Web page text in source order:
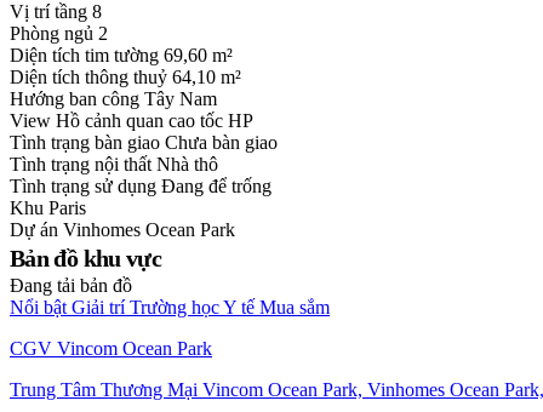
Vị trí tầng 8
Phòng ngủ 2
Diện tích tim tường 69,60 m²
Diện tích thông thuỷ 64,10 m²
Hướng ban công Tây Nam
View Hồ cảnh quan cao tốc HP
Tình trạng bàn giao Chưa bàn giao
Tình trạng nội thất Nhà thô
Tình trạng sử dụng Đang để trống
Khu Paris
Dự án Vinhomes Ocean Park
Bản đồ khu vực
Đang tải bản đồ
Nổi bật Giải trí Trường họcY tế Mua sắm
CGV Vincom Ocean Park
Trung Tâm Thương Mại Vincom Ocean Park, Vinhomes Ocean